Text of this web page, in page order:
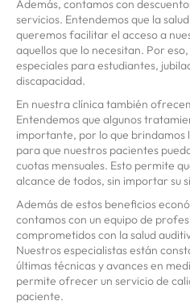
Además, contamos con
servicios. Entendemos que la
queremos facilitar el acceso a
aquellos que lo necesitan. Por
especiales para estudiantes,
discapacidad.
En nuestra clínica también
Entendemos que algunos
importante, por lo que brindamos
para que nuestros pacientes
cuotas mensuales. Esto permite
alcance de todos, sin importar su
Además de estos beneficios
contamos con un equipo de
comprometidos con la salud
Nuestros especialistas están
últimas técnicas y avances en
permite ofrecer un servicio de
paciente.